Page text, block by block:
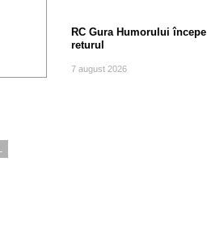
RC Gura Humorului începe
returul
7 august 2026